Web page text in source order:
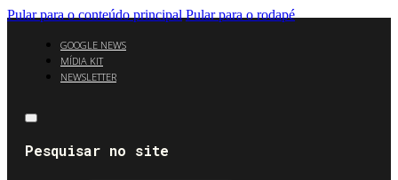
Pular para o conteúdo principal Pular para o rodapé
GOOGLE NEWS
MÍDIA KIT
NEWSLETTER
Pesquisar no site